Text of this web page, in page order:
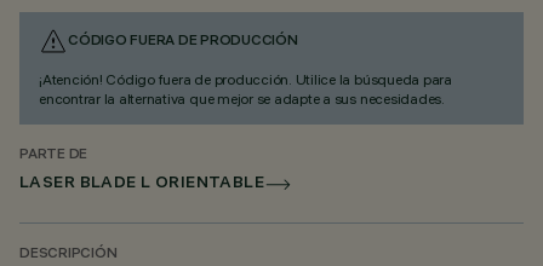
CÓDIGO FUERA DE PRODUCCIÓN
¡Atención! Código fuera de producción. Utilice la búsqueda para
encontrar la alternativa que mejor se adapte a sus necesidades.
PARTE DE
LASER BLADE L ORIENTABLE
DESCRIPCIÓN